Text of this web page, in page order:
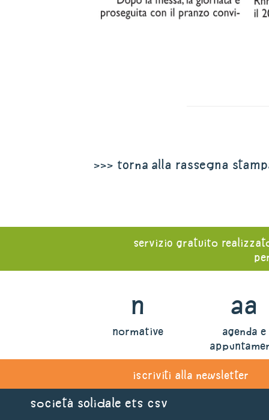
>>> torna alla rassegna
servizio gratuito
n
normative
aa
agenda e
iscriviti alla newsletter
Società Solidale ets CSV